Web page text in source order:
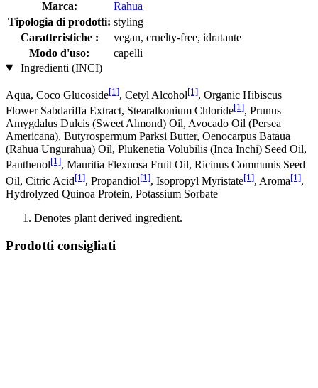
Marca:
Rahua
Tipologia di prodotti: styling
Caratteristiche :
vegan, cruelty-free, idratante
Modo d'uso:
capelli
Ingredienti (INCI)
Aqua, Coco Glucoside[1], Cetyl Alcohol[1], Organic Hibiscus
Flower Sabdariffa Extract, Stearalkonium Chloride[1], Prunus
Amygdalus Dulcis (Sweet Almond) Oil, Avocado Oil (Persea
Americana), Butyrospermum Parksi Butter, Oenocarpus Bataua
(Rahua Ungurahua) Oil, Plukenetia Volubilis (Inca Inchi) Seed Oil,
Panthenol[1], Mauritia Flexuosa Fruit Oil, Ricinus Communis Seed
Oil, Citric Acid[1], Propandiol[1], Isopropyl Myristate[1], Aroma[1],
Hydrolyzed Quinoa Protein, Potassium Sorbate
Denotes plant derived ingredient.
Prodotti consigliati